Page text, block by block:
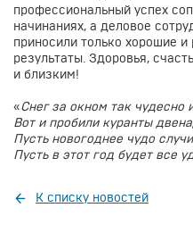
профессиональный успех
начинаниях, а деловое
приносили только хорошие и
результаты. Здоровья,
и близким!
«Снег за окном так чудесно
Вот и пробили куранты
Пусть новогоднее чудо
Пусть в этот год будет все
К списку новостей